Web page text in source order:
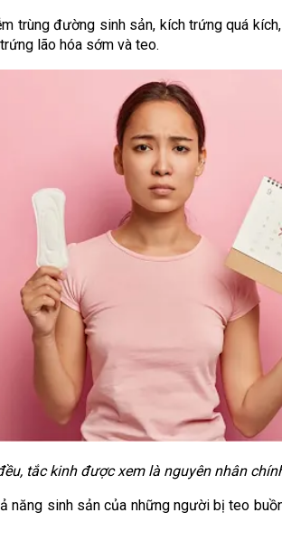
trùng đường sinh sản, kích trứng quá
lão hóa sớm và teo.
tắc kinh được xem là nguyên nhân
năng sinh sản của những người bị teo